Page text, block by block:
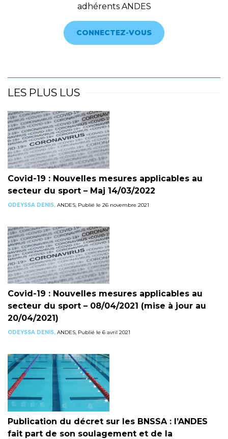
adhérents ANDES
CONNECTEZ-VOUS
LES PLUS LUS
Covid-19 : Nouvelles mesures applicables au
secteur du sport – Maj 14/03/2022
ODEYSSA DENIS, ANDES, Publié le 26 novembre 2021
Covid-19 : Nouvelles mesures applicables au
secteur du sport – 08/04/2021 (mise à jour au
20/04/2021)
ODEYSSA DENIS, ANDES, Publié le 6 avril 2021
Publication du décret sur les BNSSA : l’ANDES
fait part de son soulagement et de la